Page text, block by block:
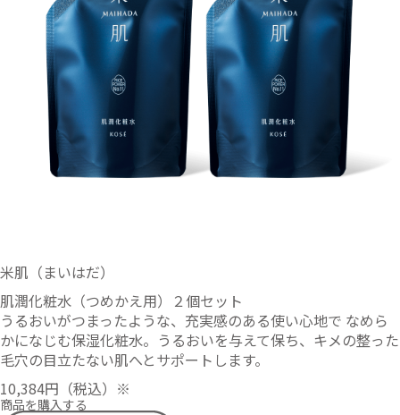
米肌（まいはだ）
肌潤化粧水（つめかえ用）２個セット
うるおいがつまったような、充実感のある使い心地で なめら
かになじむ保湿化粧水。うるおいを与えて保ち、キメの整った
毛穴の目立たない肌へとサポートします。
10,384円 （税込）※
商品を購入する